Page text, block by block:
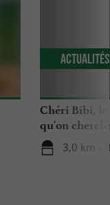
Chéri Bibi,
qu'on
3,0 km -
Actualités